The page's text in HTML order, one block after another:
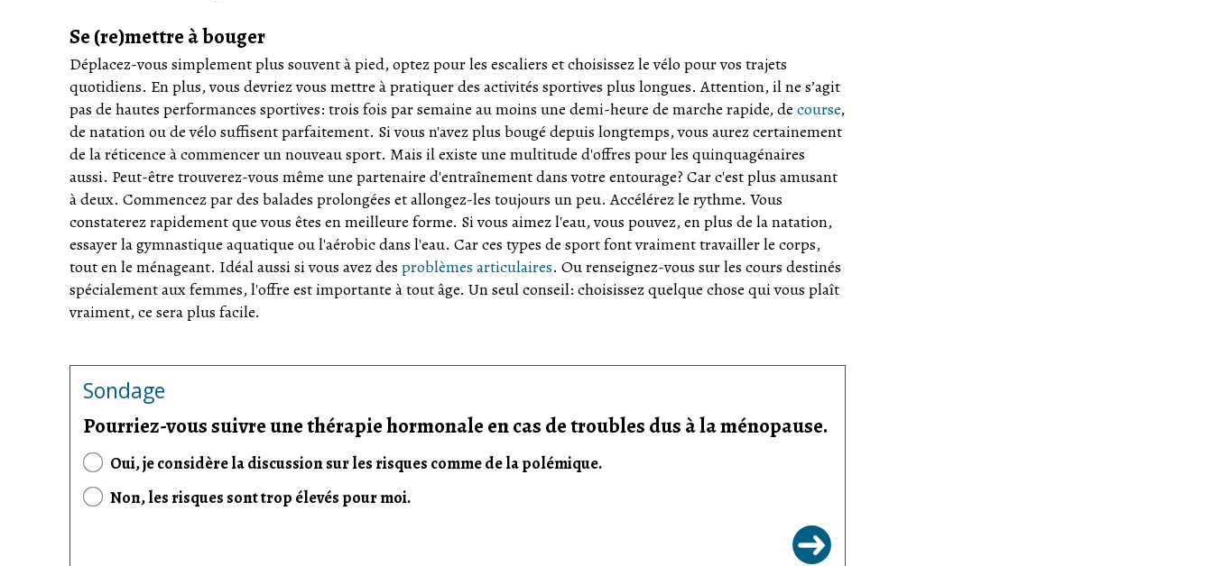
Se (re)mettre à bouger
Déplacez-vous simplement plus souvent à pied, optez pour les escaliers et choisissez le vélo pour vos trajets
quotidiens. En plus, vous devriez vous mettre à pratiquer des activités sportives plus longues. Attention, il ne s’agit
pas de hautes performances sportives: trois fois par semaine au moins une demi-heure de marche rapide, de course,
de natation ou de vélo suffisent parfaitement. Si vous n'avez plus bougé depuis longtemps, vous aurez certainement
de la réticence à commencer un nouveau sport. Mais il existe une multitude d'offres pour les quinquagénaires
aussi. Peut-être trouverez-vous même une partenaire d'entraînement dans votre entourage? Car c'est plus amusant
à deux. Commencez par des balades prolongées et allongez-les toujours un peu. Accélérez le rythme. Vous
constaterez rapidement que vous êtes en meilleure forme. Si vous aimez l'eau, vous pouvez, en plus de la natation,
essayer la gymnastique aquatique ou l'aérobic dans l'eau. Car ces types de sport font vraiment travailler le corps,
tout en le ménageant. Idéal aussi si vous avez des problèmes articulaires. Ou renseignez-vous sur les cours destinés
spécialement aux femmes, l'offre est importante à tout âge. Un seul conseil: choisissez quelque chose qui vous plaît
vraiment, ce sera plus facile.
Sondage
Pourriez-vous suivre une thérapie hormonale en cas de troubles dus à la ménopause.
Oui, je considère la discussion sur les risques comme de la polémique.
Non, les risques sont trop élevés pour moi.